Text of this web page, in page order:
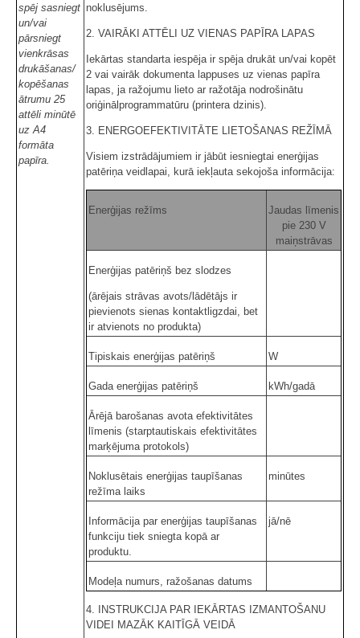
spēj sasniegt
un/vai
pārsniegt
vienkrāsas
drukāšanas/
kopēšanas
ātrumu 25
attēli minūtē
uz A4
formāta
papīra.
noklusējums.
2. VAIRĀKI ATTĒLI UZ VIENAS PAPĪRA LAPAS
Iekārtas standarta iespēja ir spēja drukāt un/vai kopēt
2 vai vairāk dokumenta lappuses uz vienas papīra
lapas, ja ražojumu lieto ar ražotāja nodrošinātu
oriģinālprogrammatūru (printera dzinis).
3. ENERGOEFEKTIVITĀTE LIETOŠANAS REŽĪMĀ
Visiem izstrādājumiem ir jābūt iesniegtai enerģijas
patēriņa veidlapai, kurā iekļauta sekojoša informācija:
Enerģijas režīms
Jaudas līmenis
pie 230 V
maiņstrāvas
Enerģijas patēriņš bez slodzes
(ārējais strāvas avots/lādētājs ir
pievienots sienas kontaktligzdai, bet
ir atvienots no produkta)
Tipiskais enerģijas patēriņš W
Gada enerģijas patēriņš kWh/gadā
Ārējā barošanas avota efektivitātes
līmenis (starptautiskais efektivitātes
marķējuma protokols)
Noklusētais enerģijas taupīšanas
režīma laiks
minūtes
Informācija par enerģijas taupīšanas
funkciju tiek sniegta kopā ar
produktu.
jā/nē
Modeļa numurs, ražošanas datums
4. INSTRUKCIJA PAR IEKĀRTAS IZMANTOŠANU
VIDEI MAZĀK KAITĪGĀ VEIDĀ